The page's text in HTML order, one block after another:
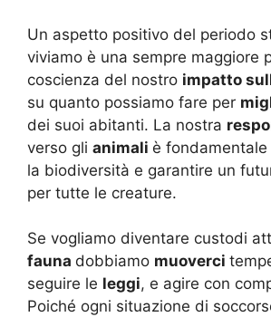
Un aspetto positivo del periodo
viviamo è una sempre maggiore
coscienza del nostro impatto
su quanto possiamo fare per
dei suoi abitanti. La nostra
verso gli animali è
la biodiversità e garantire un
per tutte le creature.
Se vogliamo diventare custodi
fauna dobbiamo muoverci
seguire le leggi, e agire con
Poiché ogni situazione di